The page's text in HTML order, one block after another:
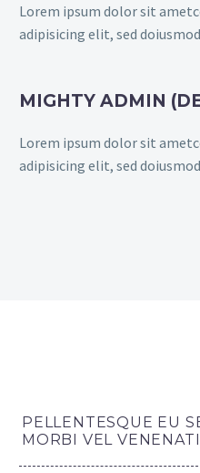
Lorem ipsum dolor sit
adipisicing elit, sed
MIGHTY ADMIN
Lorem ipsum dolor sit
adipisicing elit, sed
PELLENTESQUE EU
MORBI VEL